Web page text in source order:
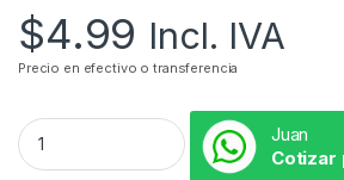
$4.99 Incl. IVA
Precio en efectivo o transferencia
Juan
Cotizar